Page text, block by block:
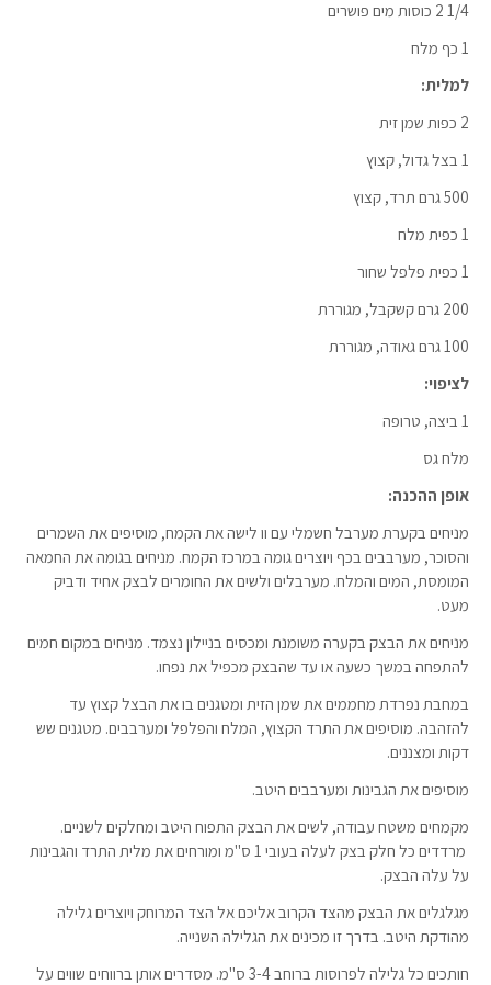
1/4 2 כוסות מים פושרים
1 כף מלח
למלית:
2 כפות שמן זית
1 בצל גדול, קצוץ
500 גרם תרד, קצוץ
1 כפית מלח
1 כפית פלפל שחור
200 גרם קשקבל, מגוררת
100 גרם גאודה, מגוררת
לציפוי:
1 ביצה, טרופה
מלח גס
אופן ההכנה:
מניחים בקערת מערבל חשמלי עם וו לישה את הקמח, מוסיפים את השמרים
והסוכר, מערבבים בכף ויוצרים גומה במרכז הקמח. מניחים בגומה את החמאה
המומסת, המים והמלח. מערבלים ולשים את החומרים לבצק אחיד ודביק
מעט.
מניחים את הבצק בקערה משומנת ומכסים בניילון נצמד. מניחים במקום חמים
להתפחה במשך כשעה או עד שהבצק מכפיל את נפחו.
במחבת נפרדת מחממים את שמן הזית ומטגנים בו את הבצל קצוץ עד
להזהבה. מוסיפים את התרד הקצוץ, המלח והפלפל ומערבבים. מטגנים שש
דקות ומצננים.
מוסיפים את הגבינות ומערבבים היטב.
מקמחים משטח עבודה, לשים את הבצק התפוח היטב ומחלקים לשניים.
מרדדים כל חלק בצק לעלה בעובי 1 ס"מ ומורחים את מלית התרד והגבינות
על עלה הבצק.
מגלגלים את הבצק מהצד הקרוב אליכם אל הצד המרוחק ויוצרים גלילה
מהודקת היטב. בדרך זו מכינים את הגלילה השנייה.
חותכים כל גלילה לפרוסות ברוחב 3-4 ס"מ. מסדרים אותן ברווחים שווים על